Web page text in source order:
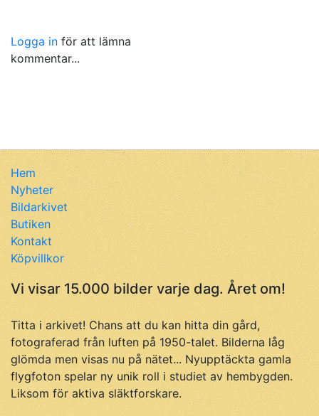
Logga in för att lämna
kommentar...
Hem
Nyheter
Bildarkivet
Butiken
Kontakt
Köpvillkor
Vi visar 15.000 bilder varje dag. Året om!
Titta i arkivet! Chans att du kan hitta din gård,
fotograferad från luften på 1950-talet. Bilderna låg
glömda men visas nu på nätet... Nyupptäckta gamla
flygfoton spelar ny unik roll i studiet av hembygden.
Liksom för aktiva släktforskare.